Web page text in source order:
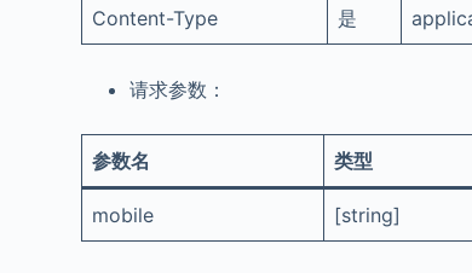
Content-Type 是
请求参数：
参数名 类型
mobile [string]